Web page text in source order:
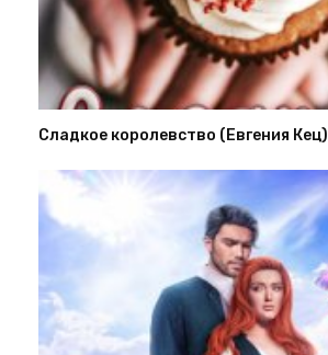
Сладкое королевство (Евгения Кец)